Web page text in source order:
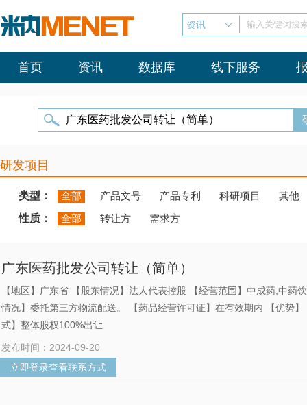
资讯 输入关键词搜
首页 资讯 数据库 线下服务
研发项目
类型： 全部 产品文号 产品专利 科研项目
其他
性质：
全部 转让方 需求方
广东医药批发公司转让（简单）
【地区】广东省 【股东情况】法人代表控股 【经营范围】中成药,中药
情况】委托第三方物流配送。 【药品经营许可证】在有效期内 【优势
式】整体股权100%出让
发布时间：2024-09-20
立即登录查看联系方式